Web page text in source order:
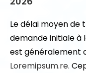
Le délai moyen de
demande initiale à
est généralement
Loremipsum.re.